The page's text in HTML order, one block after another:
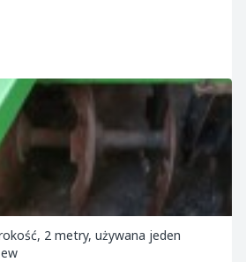
2 metry, używana jeden